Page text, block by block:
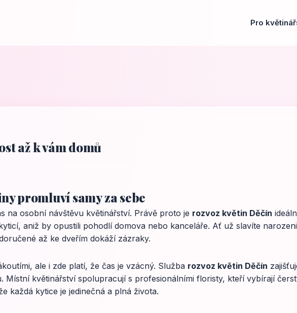
Pro
až k vám domů
promluví samy za sebe
na osobní návštěvu květinářství. Právě proto je rozvoz květin Děčín
aniž by opustili pohodlí domova nebo kanceláře. Ať už slavíte
až ke dveřím dokáží zázraky.
ale i zde platí, že čas je vzácný. Služba rozvoz květin Děčín
Místní květinářství spolupracují s profesionálními floristy, kteří vybírají
každá kytice je jedinečná a plná života.